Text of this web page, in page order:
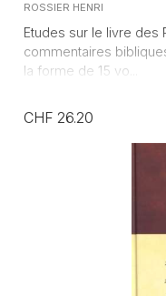
ROSSIER HENRI
Etudes sur le livre des
commentaires
la forme de 15 vo...
CHF 26.20